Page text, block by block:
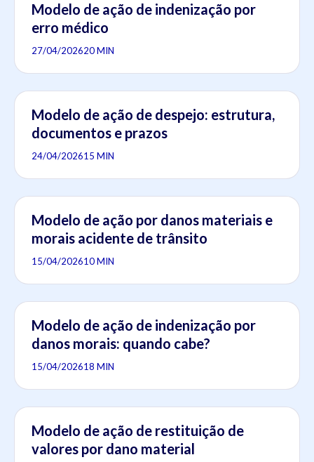
Modelo de ação de indenização por
erro médico
27/04/202620 MIN
Modelo de ação de despejo: estrutura,
documentos e prazos
24/04/202615 MIN
Modelo de ação por danos materiais e
morais acidente de trânsito
15/04/202610 MIN
Modelo de ação de indenização por
danos morais: quando cabe?
15/04/202618 MIN
Modelo de ação de restituição de
valores por dano material